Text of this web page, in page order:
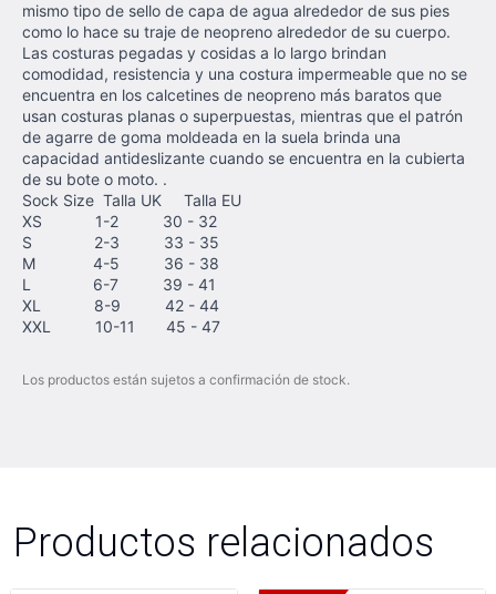
mismo tipo de sello de capa de agua alrededor de sus pies
como lo hace su traje de neopreno alrededor de su cuerpo.
Las costuras pegadas y cosidas a lo largo brindan
comodidad, resistencia y una costura impermeable que no se
encuentra en los calcetines de neopreno más baratos que
usan costuras planas o superpuestas, mientras que el patrón
de agarre de goma moldeada en la suela brinda una
capacidad antideslizante cuando se encuentra en la cubierta
de su bote o moto. .
Sock Size Talla UK Talla EU
XS 1-2 30 - 32
S 2-3 33 - 35
M 4-5 36 - 38
L 6-7 39 - 41
XL 8-9 42 - 44
XXL 10-11 45 - 47
Los productos están sujetos a confirmación de stock.
Productos relacionados